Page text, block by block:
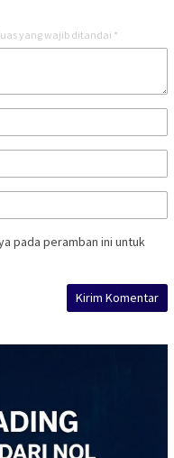
yang wajib ditandai *
pada peramban ini untuk